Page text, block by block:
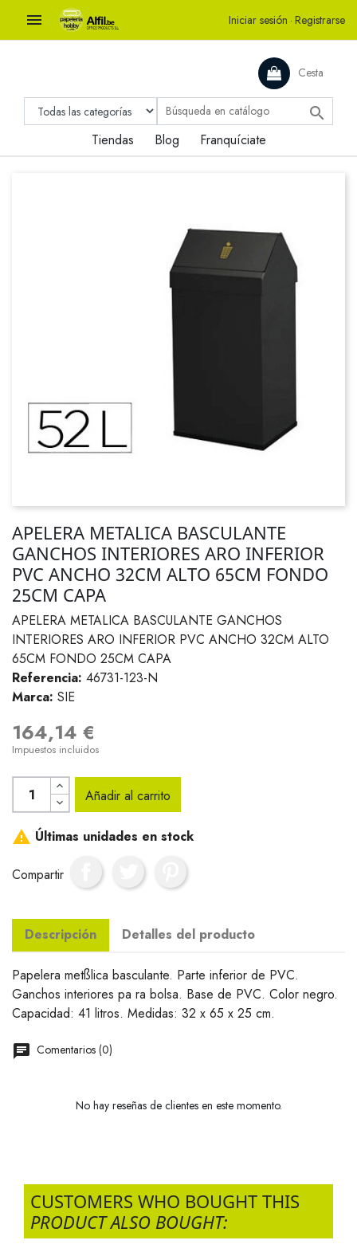
 Iniciar sesión · Registrarse
Cesta

Tiendas Blog Franquíciate
APELERA METALICA BASCULANTE
GANCHOS INTERIORES ARO INFERIOR
PVC ANCHO 32CM ALTO 65CM FONDO
25CM CAPA
APELERA METALICA BASCULANTE GANCHOS
INTERIORES ARO INFERIOR PVC ANCHO 32CM ALTO
65CM FONDO 25CM CAPA
Referencia: 46731-123-N
Marca: SIE
164,14 €
Impuestos incluidos
Añadir al carrito
 Últimas unidades en stock
Compartir
Descripción Detalles del producto
Papelera metßlica basculante. Parte inferior de PVC.
Ganchos interiores pa ra bolsa. Base de PVC. Color negro.
Capacidad: 41 litros. Medidas: 32 x 65 x 25 cm.
Comentarios (0)
No hay reseñas de clientes en este momento.
CUSTOMERS WHO BOUGHT THIS
PRODUCT ALSO BOUGHT: